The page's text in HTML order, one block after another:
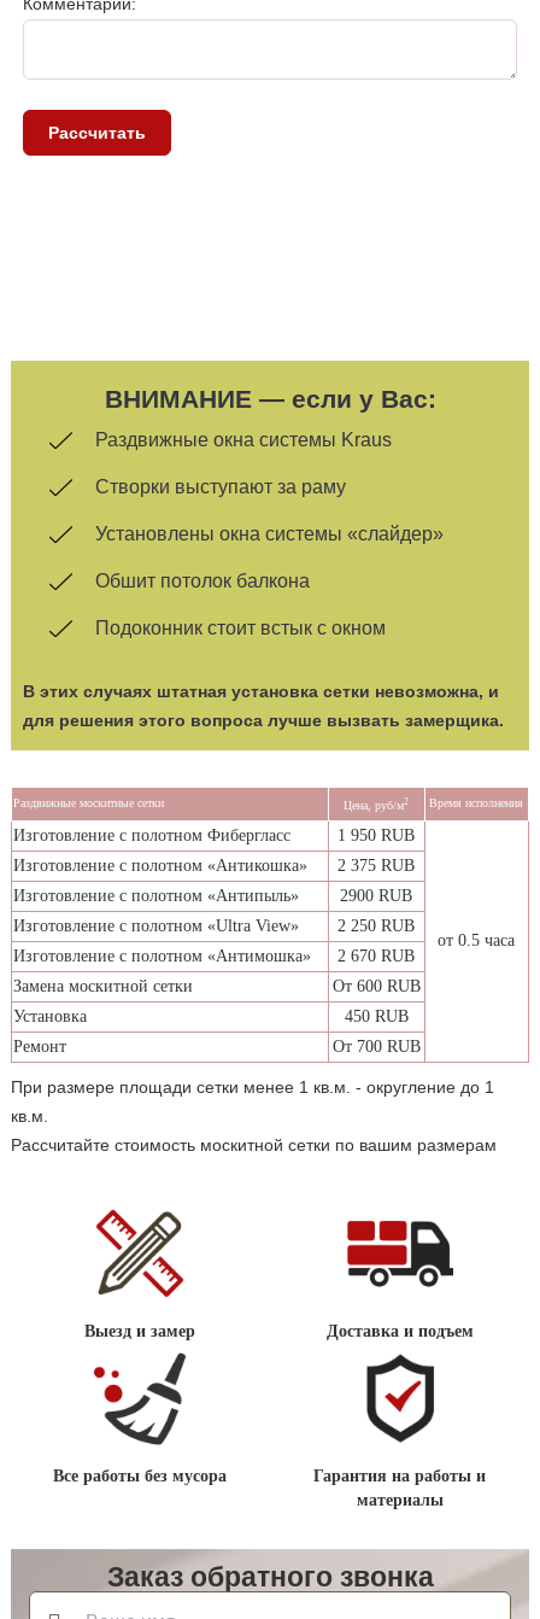
ВНИМАНИЕ — если у Вас:
Раздвижные окна системы Kraus
Створки выступают за раму
Установлены окна системы «слайдер»
Обшит потолок балкона
Подоконник стоит встык с окном
В этих случаях штатная установка сетки невозможна, и
для решения этого вопроса лучше вызвать замерщика.
Раздвижные москитные сетки Цена, руб/м2 Время исполнения
Изготовление с полотном Фибергласс 1 950 RUB
от 0.5 часа
Изготовление с полотном «Антикошка»
2 375 RUB
Изготовление с полотном «Антипыль»
2900 RUB
Изготовление с полотном «Ultra View»
2 250 RUB
Изготовление с полотном «Антимошка»
2 670 RUB
Замена москитной сетки
От 600 RUB
Установка
450 RUB
Ремонт
От 700 RUB
При размере площади сетки менее 1 кв.м. - округление до 1
кв.м.
Рассчитайте стоимость москитной сетки по вашим размерам
Выезд и замер Доставка и подъем
Все работы без мусора
Гарантия на работы и
материалы
Заказ обратного звонка